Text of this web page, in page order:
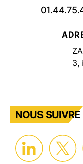
3,
NOUS SUIVRE